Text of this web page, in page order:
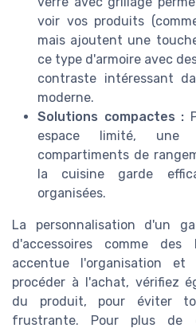
voir vos produits
mais ajoutent une
ce type d'armoire avec
contraste intéressant
moderne.
Solutions compactes :
espace limité, une
compartiments de
la cuisine garde
organisées.
La personnalisation d'un
d'accessoires comme
accentue l'organisation
procéder à l'achat, vérifiez
du produit, pour éviter
frustrante. Pour plus de